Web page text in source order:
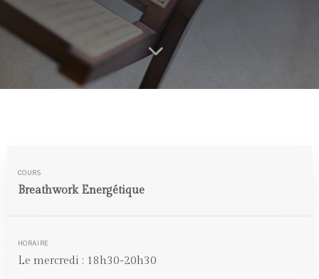
COURS
Breathwork Energétique
HORAIRE
Le mercredi : 18h30-20h30